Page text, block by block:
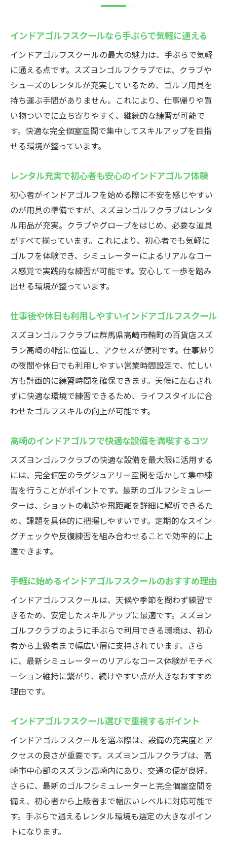
インドアゴルフスクールなら手ぶらで気軽に通える
インドアゴルフスクールの最大の魅力は、手ぶらで気軽
に通える点です。スズヨンゴルフクラブでは、クラブや
シューズのレンタルが充実しているため、ゴルフ用具を
持ち運ぶ手間がありません。これにより、仕事帰りや買
い物ついでに立ち寄りやすく、継続的な練習が可能で
す。快適な完全個室空間で集中してスキルアップを目指
せる環境が整っています。
レンタル充実で初心者も安心のインドアゴルフ体験
初心者がインドアゴルフを始める際に不安を感じやすい
のが用具の準備ですが、スズヨンゴルフクラブはレンタ
ル用品が充実。クラブやグローブをはじめ、必要な道具
がすべて揃っています。これにより、初心者でも気軽に
ゴルフを体験でき、シミュレーターによるリアルなコー
ス感覚で実践的な練習が可能です。安心して一歩を踏み
出せる環境が整っています。
仕事後や休日も利用しやすいインドアゴルフスクール
スズヨンゴルフクラブは群馬県高崎市鞘町の百貨店スズ
ラン高崎の4階に位置し、アクセスが便利です。仕事帰り
の夜間や休日でも利用しやすい営業時間設定で、忙しい
方も計画的に練習時間を確保できます。天候に左右され
ずに快適な環境で練習できるため、ライフスタイルに合
わせたゴルフスキルの向上が可能です。
高崎のインドアゴルフで快適な設備を満喫するコツ
スズヨンゴルフクラブの快適な設備を最大限に活用する
には、完全個室のラグジュアリー空間を活かして集中練
習を行うことがポイントです。最新のゴルフシミュレー
ターは、ショットの軌跡や飛距離を詳細に解析できるた
め、課題を具体的に把握しやすいです。定期的なスイン
グチェックや反復練習を組み合わせることで効率的に上
達できます。
手軽に始めるインドアゴルフスクールのおすすめ理由
インドアゴルフスクールは、天候や季節を問わず練習で
きるため、安定したスキルアップに最適です。スズヨン
ゴルフクラブのように手ぶらで利用できる環境は、初心
者から上級者まで幅広い層に支持されています。さら
に、最新シミュレーターのリアルなコース体験がモチベ
ーション維持に繋がり、続けやすい点が大きなおすすめ
理由です。
インドアゴルフスクール選びで重視するポイント
インドアゴルフスクールを選ぶ際は、設備の充実度とア
クセスの良さが重要です。スズヨンゴルフクラブは、高
崎市中心部のスズラン高崎内にあり、交通の便が良好。
さらに、最新のゴルフシミュレーターと完全個室空間を
備え、初心者から上級者まで幅広いレベルに対応可能で
す。手ぶらで通えるレンタル環境も選定の大きなポイン
トになります。